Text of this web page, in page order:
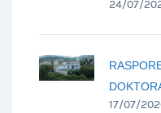
24/07/
17/07/